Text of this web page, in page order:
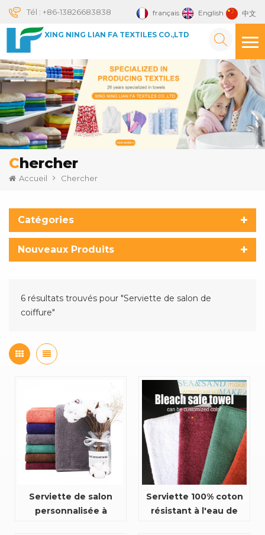
français English 中文
Tél : +86-13826683838
XING NING LIAN FA TEXTILES CO.,LTD
Chercher
Accueil Chercher
Catégories
Nouveaux Produits
6 résultats trouvés pour "Serviette de salon de
coiffure"
Serviette de salon
personnalisée à
Serviette 100% coton
résistant à l'eau de